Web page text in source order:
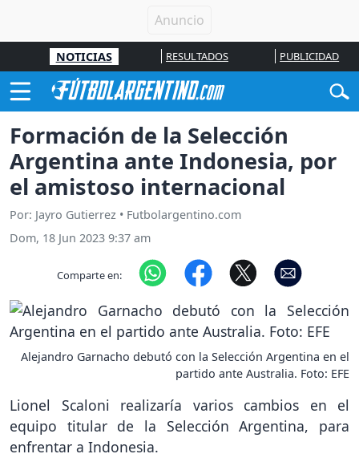
NOTICIAS RESULTADOS PUBLICIDAD
Formación de la Selección
Argentina ante Indonesia, por
el amistoso internacional
Por: Jayro Gutierrez • Futbolargentino.com
Dom, 18 Jun 2023 9:37 am
Comparte en:
Alejandro Garnacho debutó con la Selección Argentina en el
partido ante Australia. Foto: EFE
Lionel Scaloni realizaría varios cambios en el
equipo titular de la Selección Argentina, para
enfrentar a Indonesia.